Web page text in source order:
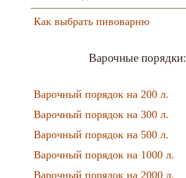
Как выбрать пивоварню
Варочные порядки:
Варочный порядок на 200 л.
Варочный порядок на 300 л.
Варочный порядок на 500 л.
Варочный порядок на 1000 л.
Варочный порядок на 2000 л.